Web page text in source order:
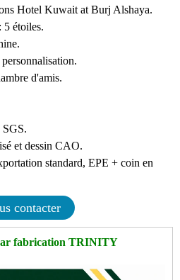
Hotel Kuwait at Burj Alshaya.
5 étoiles.
d'amis.
et dessin CAO.
standard, EPE + coin en
contacter
fabrication TRINITY